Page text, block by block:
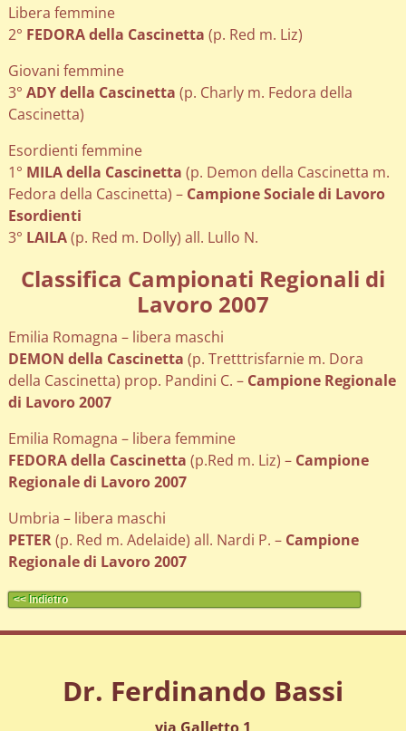
Libera femmine
2° FEDORA della Cascinetta (p. Red m. Liz)
Giovani femmine
3° ADY della Cascinetta (p. Charly m. Fedora della
Cascinetta)
Esordienti femmine
1° MILA della Cascinetta (p. Demon della Cascinetta m.
Fedora della Cascinetta) – Campione Sociale di Lavoro
Esordienti
3° LAILA(p. Red m. Dolly) all. Lullo N.
Classifica Campionati Regionali di
Lavoro 2007
Emilia Romagna – libera maschi
DEMON della Cascinetta (p. Tretttrisfarnie m. Dora
della Cascinetta) prop. Pandini C. – Campione Regionale
di Lavoro 2007
Emilia Romagna – libera femmine
FEDORA della Cascinetta (p.Red m. Liz) – Campione
Regionale di Lavoro 2007
Umbria – libera maschi
PETER(p. Red m. Adelaide) all. Nardi P. – Campione
Regionale di Lavoro 2007
<< Indietro
Dr. Ferdinando Bassi